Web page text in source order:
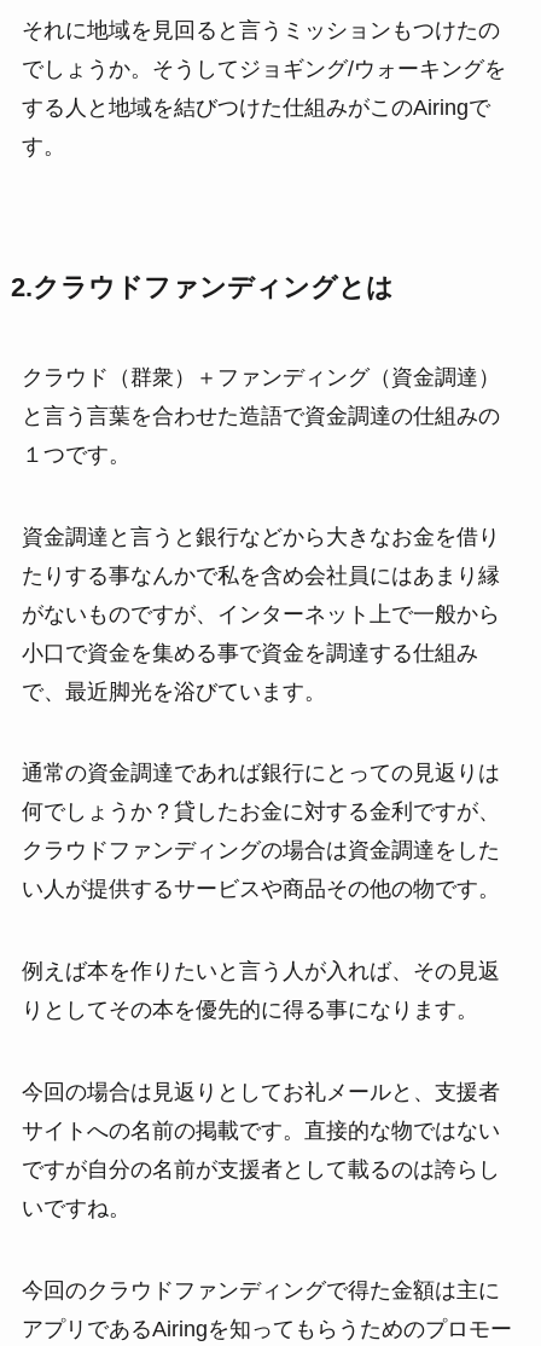
それに地域を見回ると言うミッションもつけたの
でしょうか。そうしてジョギング/ウォーキングを
する人と地域を結びつけた仕組みがこのAiringで
す。
2.クラウドファンディングとは
クラウド（群衆）＋ファンディング（資金調達）
と言う言葉を合わせた造語で資金調達の仕組みの
１つです。
資金調達と言うと銀行などから大きなお金を借り
たりする事なんかで私を含め会社員にはあまり縁
がないものですが、インターネット上で一般から
小口で資金を集める事で資金を調達する仕組み
で、最近脚光を浴びています。
通常の資金調達であれば銀行にとっての見返りは
何でしょうか？貸したお金に対する金利ですが、
クラウドファンディングの場合は資金調達をした
い人が提供するサービスや商品その他の物です。
例えば本を作りたいと言う人が入れば、その見返
りとしてその本を優先的に得る事になります。
今回の場合は見返りとしてお礼メールと、支援者
サイトへの名前の掲載です。直接的な物ではない
ですが自分の名前が支援者として載るのは誇らし
いですね。
今回のクラウドファンディングで得た金額は主に
アプリであるAiringを知ってもらうためのプロモー